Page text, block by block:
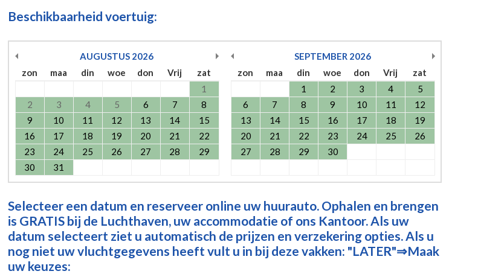
Beschikbaarheid voertuig:
AUGUSTUS 2026
zon
maa din woe don Vrij
zat
1
2
3 4 5 6 7
8
9
10 11 12 13 14
15
16
17 18 19 20 21
22
23
24 25 26 27 28
29
30
31
SEPTEMBER 2026
zon
maa din woe don Vrij
zat
1
2 3 4
5
6
7 8 9 10 11
12
13
14 15 16 17 18
19
20
21 22 23 24 25
26
27
28 29 30
Selecteer een datum en reserveer online uw huurauto. Ophalen en brengen
is GRATIS bij de Luchthaven, uw accommodatie of ons Kantoor. Als uw
datum selecteert ziet u automatisch de prijzen en verzekering opties. Als u
nog niet uw vluchtgegevens heeft vult u in bij deze vakken: "LATER"⇒Maak
uw keuzes: